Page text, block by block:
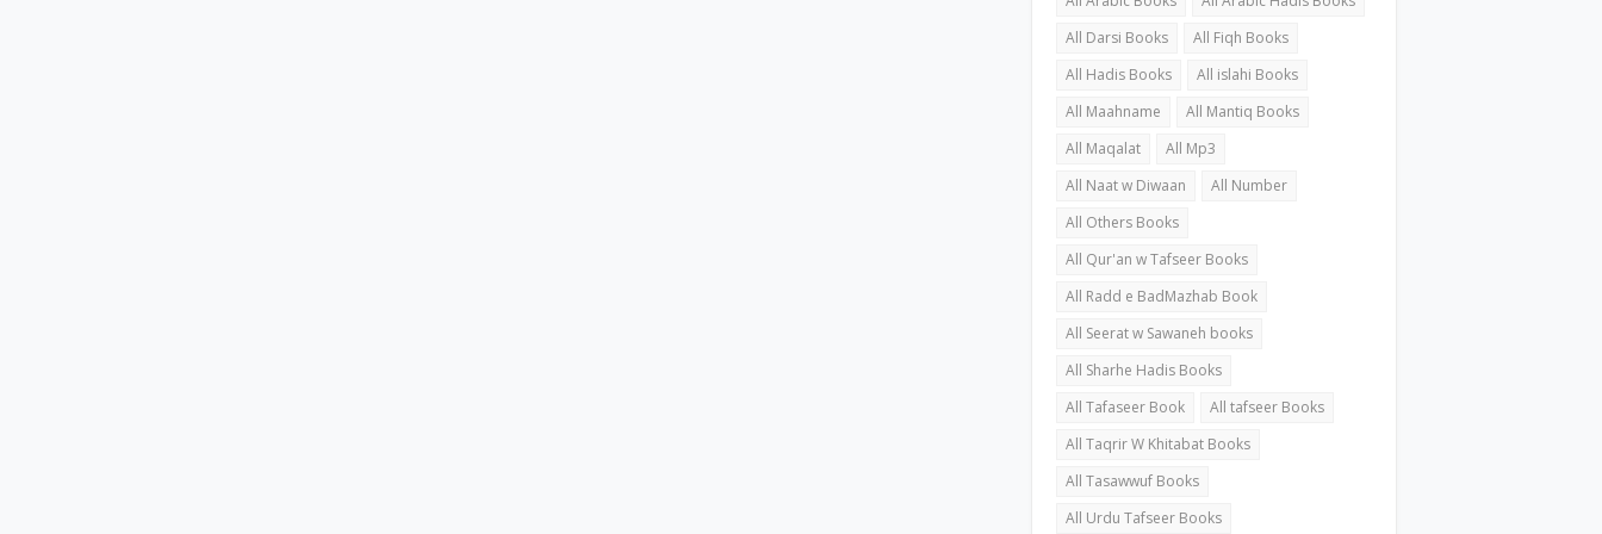
All Darsi Books
All Fiqh Books
All Hadis Books
All islahi Books
All Maahname
All Mantiq Books
All Maqalat
All Mp3
All Naat w Diwaan
All Number
All Others Books
All Qur'an w Tafseer Books
All Radd e BadMazhab Book
All Seerat w Sawaneh books
All Sharhe Hadis Books
All Tafaseer Book
All tafseer Books
All Taqrir W Khitabat Books
All Tasawwuf Books
All Urdu Tafseer Books